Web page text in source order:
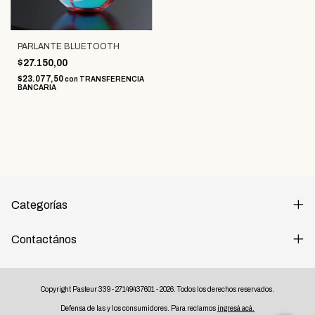
PARLANTE BLUETOOTH
$27.150,00
$23.077,50con TRANSFERENCIA
BANCARIA
Categorías
Contactános
Copyright Pasteur 339 - 27149437601 - 2026. Todos los derechos reservados.
Defensa de las y los consumidores. Para reclamos ingresá acá.